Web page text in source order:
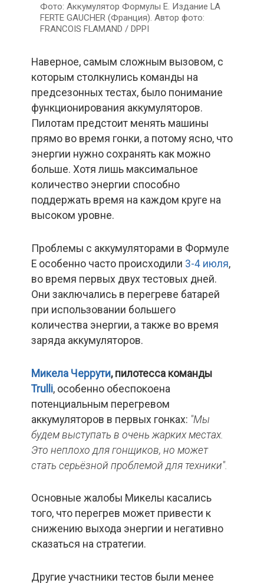
Аккумулятор Формулы Е. Издание LA
FERTE GAUCHER (Франция). Автор фото:
FRANCOIS FLAMAND / DPPI
Наверное, самым сложным вызовом, с
которым столкнулись команды на
предсезонных тестах, было понимание
функционирования аккумуляторов.
Пилотам предстоит менять машины
прямо во время гонки, а потому ясно, что
энергии нужно сохранять как можно
больше. Хотя лишь максимальное
количество энергии способно
поддержать время на каждом круге на
высоком уровне.
Проблемы с аккумуляторами в Формуле
Е особенно часто происходили 3-4 июля,
во время первых двух тестовых дней.
Они заключались в перегреве батарей
при использовании большего
количества энергии, а также во время
заряда аккумуляторов.
Микела Черрути, пилотесса команды
Trulli, особенно обеспокоена
потенциальным перегревом
аккумуляторов в первых гонках: "Мы
будем выступать в очень жарких местах.
Это неплохо для гонщиков, но может
стать серьёзной проблемой для техники".
Основные жалобы Микелы касались
того, что перегрев может привести к
снижению выхода энергии и негативно
сказаться на стратегии.
Другие участники тестов были менее